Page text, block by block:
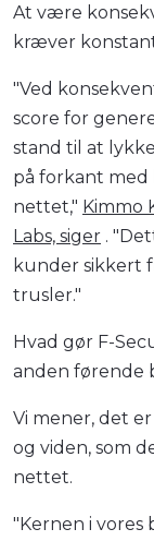
At være
kræver
"Ved
score for
stand til at
på forkant
nettet," Kimmo
Labs, siger .
kunder sikkert
trusler."
Hvad gør F-
anden førende
Vi mener, det
og viden, som
nettet.
"Kernen i